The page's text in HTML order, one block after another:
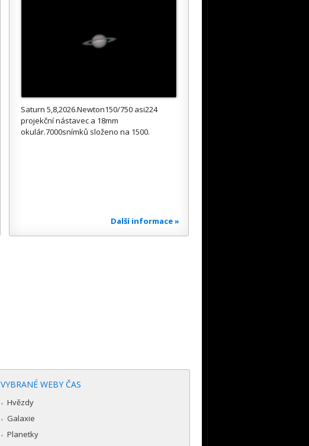
Saturn 5,8,2026.Newton150/750 asi224
projekční nástavec a 18mm
okulár.7000snímků složeno na 1500.
Další informace »
VYBRANÉ WEBY ČAS
Hvězdy
Galaxie
Planetky